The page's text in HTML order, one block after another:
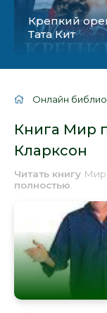
Крепкий
Тата Кит
Онлайн
Книга Мир
Кларксон
Читать книгу Мир
полностью